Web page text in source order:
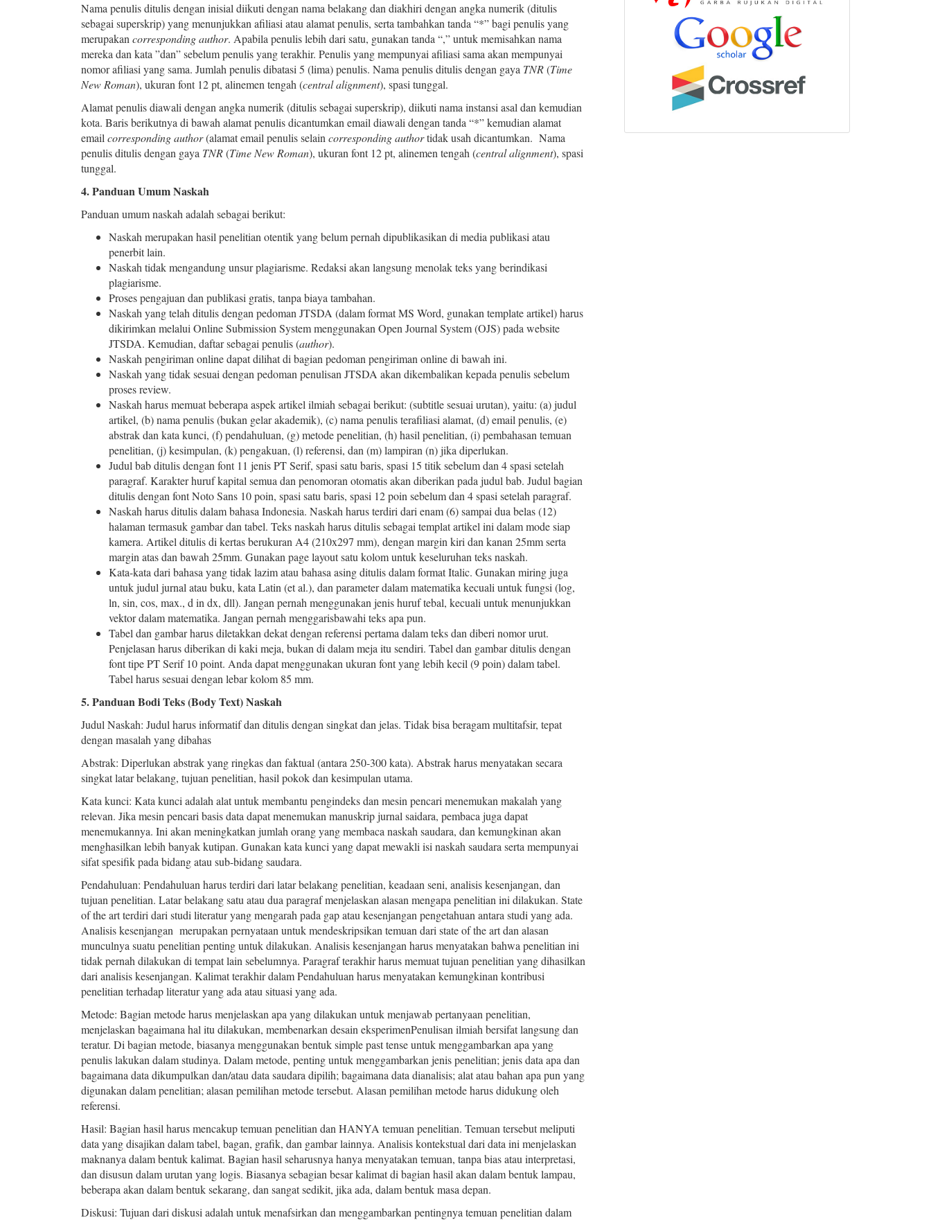
Nama penulis ditulis dengan inisial diikuti dengan nama belakang dan diakhiri dengan angka numerik (ditulis
sebagai superskrip) yang menunjukkan afiliasi atau alamat penulis, serta tambahkan tanda “*” bagi penulis yang
merupakancorresponding author. Apabila penulis lebih dari satu, gunakan tanda “,” untuk memisahkan nama
mereka dan kata ”dan” sebelum penulis yang terakhir. Penulis yang mempunyai afiliasi sama akan mempunyai
nomor afiliasi yang sama. Jumlah penulis dibatasi 5 (lima) penulis. Nama penulis ditulis dengan gaya TNR(Time
New Roman), ukuran font 12 pt, alinemen tengah (central alignment), spasi tunggal.
Alamat penulis diawali dengan angka numerik (ditulis sebagai superskrip), diikuti nama instansi asal dan kemudian
kota. Baris berikutnya di bawah alamat penulis dicantumkan email diawali dengan tanda “*” kemudian alamat
emailcorresponding author(alamat email penulis selaincorresponding authortidak usah dicantumkan. Nama
penulis ditulis dengan gaya TNR(Time New Roman), ukuran font 12 pt, alinemen tengah (central alignment), spasi
tunggal.
4. Panduan Umum Naskah
Panduan umum naskah adalah sebagai berikut:
Naskah merupakan hasil penelitian otentik yang belum pernah dipublikasikan di media publikasi atau
penerbit lain.
Naskah tidak mengandung unsur plagiarisme. Redaksi akan langsung menolak teks yang berindikasi
plagiarisme.
Proses pengajuan dan publikasi gratis, tanpa biaya tambahan.
Naskah yang telah ditulis dengan pedoman JTSDA (dalam format MS Word, gunakan template artikel) harus
dikirimkan melalui Online Submission System menggunakan Open Journal System (OJS) pada website
JTSDA. Kemudian, daftar sebagai penulis (author).
Naskah pengiriman online dapat dilihat di bagian pedoman pengiriman online di bawah ini.
Naskah yang tidak sesuai dengan pedoman penulisan JTSDA akan dikembalikan kepada penulis sebelum
proses review.
Naskah harus memuat beberapa aspek artikel ilmiah sebagai berikut: (subtitle sesuai urutan), yaitu: (a) judul
artikel, (b) nama penulis (bukan gelar akademik), (c) nama penulis terafiliasi alamat, (d) email penulis, (e)
abstrak dan kata kunci, (f) pendahuluan, (g) metode penelitian, (h) hasil penelitian, (i) pembahasan temuan
penelitian, (j) kesimpulan, (k) pengakuan, (l) referensi, dan (m) lampiran (n) jika diperlukan.
Judul bab ditulis dengan font 11 jenis PT Serif, spasi satu baris, spasi 15 titik sebelum dan 4 spasi setelah
paragraf. Karakter huruf kapital semua dan penomoran otomatis akan diberikan pada judul bab. Judul bagian
ditulis dengan font Noto Sans 10 poin, spasi satu baris, spasi 12 poin sebelum dan 4 spasi setelah paragraf.
Naskah harus ditulis dalam bahasa Indonesia. Naskah harus terdiri dari enam (6) sampai dua belas (12)
halaman termasuk gambar dan tabel. Teks naskah harus ditulis sebagai templat artikel ini dalam mode siap
kamera. Artikel ditulis di kertas berukuran A4 (210x297 mm), dengan margin kiri dan kanan 25mm serta
margin atas dan bawah 25mm. Gunakan page layout satu kolom untuk keseluruhan teks naskah.
Kata-kata dari bahasa yang tidak lazim atau bahasa asing ditulis dalam format Italic. Gunakan miring juga
untuk judul jurnal atau buku, kata Latin (et al.), dan parameter dalam matematika kecuali untuk fungsi (log,
ln, sin, cos, max., d in dx, dll). Jangan pernah menggunakan jenis huruf tebal, kecuali untuk menunjukkan
vektor dalam matematika. Jangan pernah menggarisbawahi teks apa pun.
Tabel dan gambar harus diletakkan dekat dengan referensi pertama dalam teks dan diberi nomor urut.
Penjelasan harus diberikan di kaki meja, bukan di dalam meja itu sendiri. Tabel dan gambar ditulis dengan
font tipe PT Serif 10 point. Anda dapat menggunakan ukuran font yang lebih kecil (9 poin) dalam tabel.
Tabel harus sesuai dengan lebar kolom 85 mm.
5. Panduan Bodi Teks (Body Text) Naskah
Judul Naskah: Judul harus informatif dan ditulis dengan singkat dan jelas. Tidak bisa beragam multitafsir, tepat
dengan masalah yang dibahas
Abstrak: Diperlukan abstrak yang ringkas dan faktual (antara 250-300 kata). Abstrak harus menyatakan secara
singkat latar belakang, tujuan penelitian, hasil pokok dan kesimpulan utama.
Kata kunci: Kata kunci adalah alat untuk membantu pengindeks dan mesin pencari menemukan makalah yang
relevan. Jika mesin pencari basis data dapat menemukan manuskrip jurnal saidara, pembaca juga dapat
menemukannya. Ini akan meningkatkan jumlah orang yang membaca naskah saudara, dan kemungkinan akan
menghasilkan lebih banyak kutipan. Gunakan kata kunci yang dapat mewakli isi naskah saudara serta mempunyai
sifat spesifik pada bidang atau sub-bidang saudara.
Pendahuluan: Pendahuluan harus terdiri dari latar belakang penelitian, keadaan seni, analisis kesenjangan, dan
tujuan penelitian. Latar belakang satu atau dua paragraf menjelaskan alasan mengapa penelitian ini dilakukan. State
of the art terdiri dari studi literatur yang mengarah pada gap atau kesenjangan pengetahuan antara studi yang ada.
Analisis kesenjangan merupakan pernyataan untuk mendeskripsikan temuan dari state of the art dan alasan
munculnya suatu penelitian penting untuk dilakukan. Analisis kesenjangan harus menyatakan bahwa penelitian ini
tidak pernah dilakukan di tempat lain sebelumnya. Paragraf terakhir harus memuat tujuan penelitian yang dihasilkan
dari analisis kesenjangan. Kalimat terakhir dalam Pendahuluan harus menyatakan kemungkinan kontribusi
penelitian terhadap literatur yang ada atau situasi yang ada.
Metode: Bagian metode harus menjelaskan apa yang dilakukan untuk menjawab pertanyaan penelitian,
menjelaskan bagaimana hal itu dilakukan, membenarkan desain eksperimenPenulisan ilmiah bersifat langsung dan
teratur. Di bagian metode, biasanya menggunakan bentuk simple past tense untuk menggambarkan apa yang
penulis lakukan dalam studinya. Dalam metode, penting untuk menggambarkan jenis penelitian; jenis data apa dan
bagaimana data dikumpulkan dan/atau data saudara dipilih; bagaimana data dianalisis; alat atau bahan apa pun yang
digunakan dalam penelitian; alasan pemilihan metode tersebut. Alasan pemilihan metode harus didukung oleh
referensi.
Hasil: Bagian hasil harus mencakup temuan penelitian dan HANYA temuan penelitian. Temuan tersebut meliputi
data yang disajikan dalam tabel, bagan, grafik, dan gambar lainnya. Analisis kontekstual dari data ini menjelaskan
maknanya dalam bentuk kalimat. Bagian hasil seharusnya hanya menyatakan temuan, tanpa bias atau interpretasi,
dan disusun dalam urutan yang logis. Biasanya sebagian besar kalimat di bagian hasil akan dalam bentuk lampau,
beberapa akan dalam bentuk sekarang, dan sangat sedikit, jika ada, dalam bentuk masa depan.
Diskusi: Tujuan dari diskusi adalah untuk menafsirkan dan menggambarkan pentingnya temuan penelitian dalam